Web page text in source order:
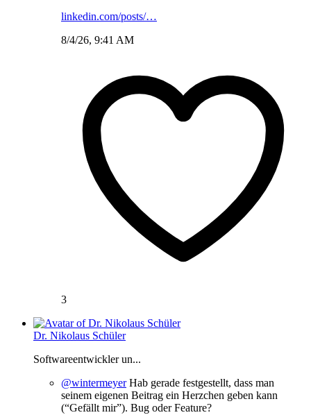
linkedin.com/posts/…
8/4/26, 9:41 AM
3
Dr. Nikolaus Schüler
Softwareentwickler un...
@wintermeyerHab gerade festgestellt, dass man
seinem eigenen Beitrag ein Herzchen geben kann
(“Gefällt mir”). Bug oder Feature?